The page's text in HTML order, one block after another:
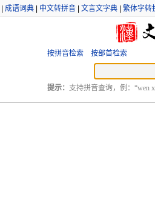
成语词典 中文转拼音 文言文字典 繁体字转
按拼音检索 按部首检索
提示： 支持拼音查询，例：“wen